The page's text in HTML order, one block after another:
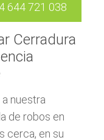
644 721 038
Cerradura
nuestra
de robos en
cerca, en su